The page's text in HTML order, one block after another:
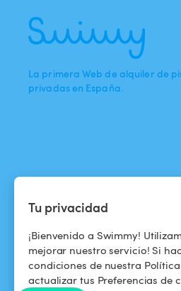
Tu privacidad
¡Bienvenido a Swimmy!
mejorar nuestro servicio! Si
condiciones de nuestra
actualizar tus Preferencias de
La primera Web de alquiler de
privadas en España.